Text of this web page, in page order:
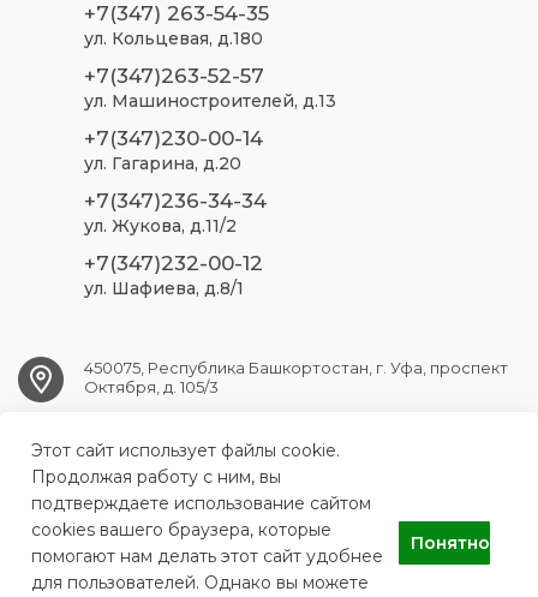
+7(347) 263-54-35
ул. Кольцевая, д.180
+7(347)263-52-57
ул. Машиностроителей, д.13
+7(347)230-00-14
ул. Гагарина, д.20
+7(347)236-34-34
ул. Жукова, д.11/2
+7(347)232-00-12
ул. Шафиева, д.8/1
450075, Республика Башкортостан, г. Уфа, проспект
Октября, д. 105/3
ufa.sp2@doctorrb.ru
ГБУЗ РБ Стоматологическая поликлиника №2 г. Уфа
Этот сайт использует файлы cookie.
Продолжая работу с ним, вы
подтверждаете использование сайтом
cookies вашего браузера, которые
помогают нам делать этот сайт удобнее
для пользователей. Однако вы можете
Понятно